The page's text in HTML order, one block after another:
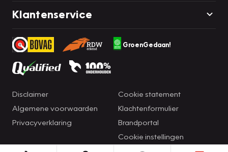
Klantenservice
GroenGedaan!
Disclaimer
Algemene voorwaarden
Privacyverklaring
Cookie statement
Klachtenformulier
Brandportal
Cookie instellingen